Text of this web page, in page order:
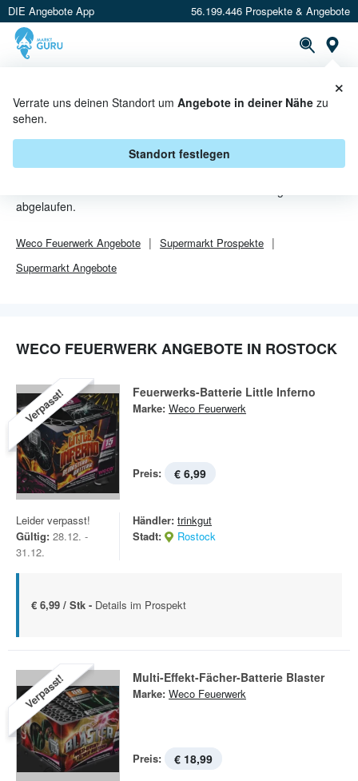
DIE Angebote App 56.199.446 Prospekte & Angebote
Verrate uns deinen Standort um Angebote in deiner Nähe zu
sehen.
Standort festlegen
×
WECO FEUERWERK ANGEBOTE
IN ROSTOCK
abgelaufen.
Weco Feuerwerk Angebote Supermarkt Prospekte
Supermarkt Angebote
WECO FEUERWERK ANGEBOTE IN ROSTOCK
Verpasst! Feuerwerks-Batterie Little Inferno
Marke: Weco Feuerwerk
Preis: € 6,99
Leider verpasst!
Gültig: 28.12. -
31.12.
Händler: trinkgut
Stadt:
Rostock
€ 6,99 / Stk - Details im Prospekt
Verpasst! Multi-Effekt-Fächer-Batterie Blaster
Marke: Weco Feuerwerk
Preis: € 18,99